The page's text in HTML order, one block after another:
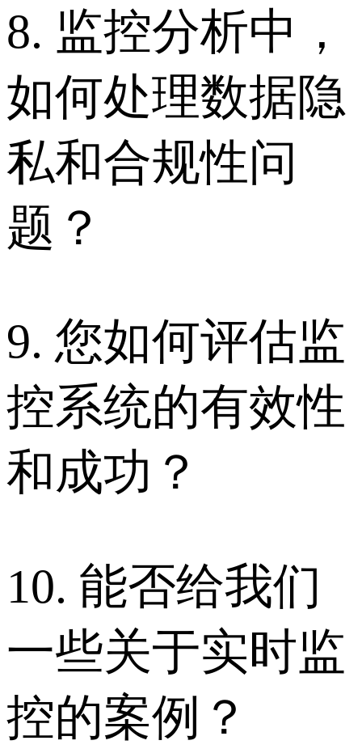
8. 监控分析中，
如何处理数据隐
私和合规性问
题？
9. 您如何评估监
控系统的有效性
和成功？
10. 能否给我们
一些关于实时监
控的案例？